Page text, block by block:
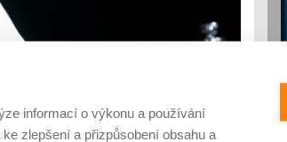
informací o výkonu a používání
zlepšení a přizpůsobení obsahu a